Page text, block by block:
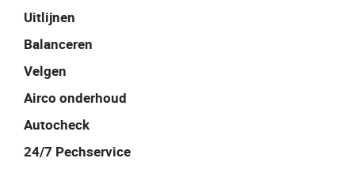
Uitlijnen
Balanceren
Velgen
Airco onderhoud
Autocheck
24/7 Pechservice